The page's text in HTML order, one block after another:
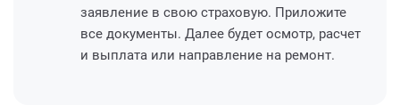
заявление в свою страховую. Приложите
все документы. Далее будет осмотр, расчет
и выплата или направление на ремонт.